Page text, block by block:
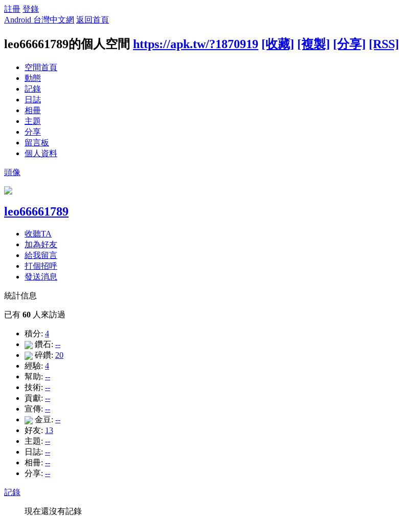
註冊 登錄
Android 台灣中文網 返回首頁
leo66661789的個人空間 https://apk.tw/?1870919 [收藏] [複製] [分享] [RSS]
空間首頁
動態
記錄
日誌
相冊
主題
分享
留言板
個人資料
頭像
leo66661789
收聽TA
加為好友
給我留言
打個招呼
發送消息
統計信息
已有 60 人來訪過
積分: 4
鑽石: --
碎鑽: 20
經驗: 4
幫助: --
技術: --
貢獻: --
宣傳: --
金豆: --
好友: 13
主題: --
日誌: --
相冊: --
分享: --
記錄
現在還沒有記錄